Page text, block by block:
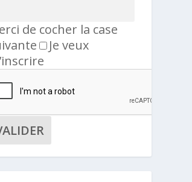
de cocher la case
Je veux